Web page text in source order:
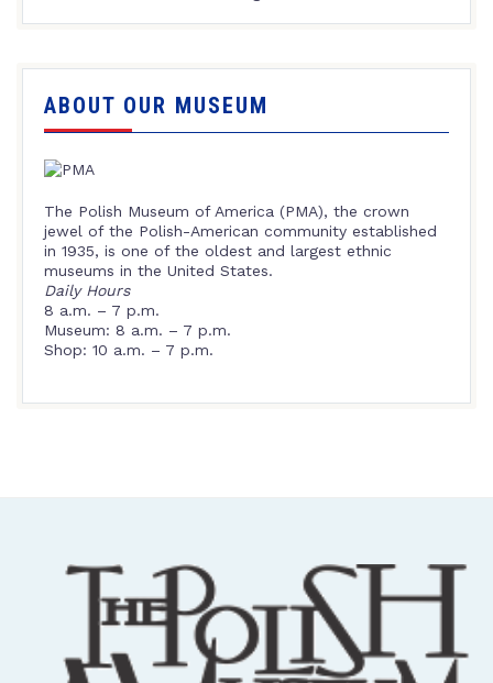
ABOUT OUR MUSEUM
The Polish Museum of America (PMA), the crown
jewel of the Polish-American community established
in 1935, is one of the oldest and largest ethnic
museums in the United States.
Daily Hours
8 a.m. – 7 p.m.
Museum: 8 a.m. – 7 p.m.
Shop: 10 a.m. – 7 p.m.